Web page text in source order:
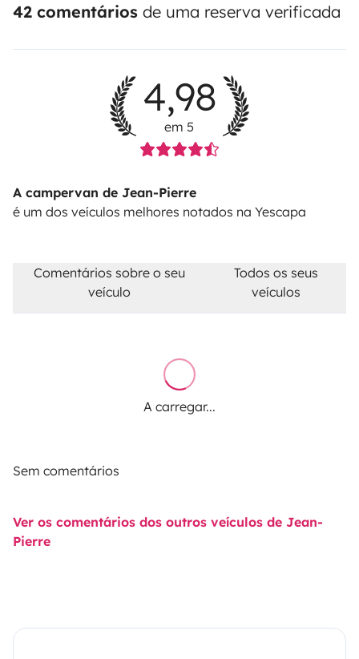
42 comentários de uma reserva verificada
4,98
em 5
A campervan de Jean-Pierre
é um dos veículos melhores notados na Yescapa
Comentários sobre o seu
veículo
Todos os seus
veículos
A carregar...
Sem comentários
Ver os comentários dos outros veículos de Jean-
Pierre